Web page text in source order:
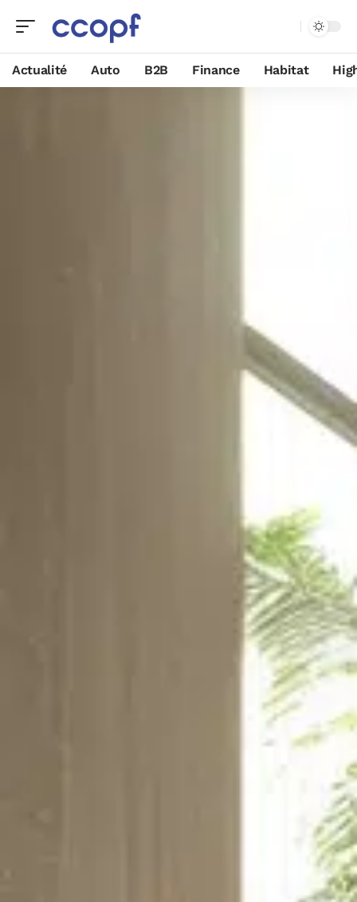
Actualité Auto B2B Finance Habitat